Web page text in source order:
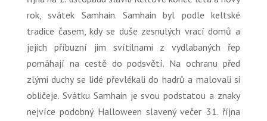
rok, svátek Samhain. Samhain byl podle keltské
tradice časem, kdy se duše zesnulých vrací domů a
jejich příbuzní jim svítilnami z vydlabaných řep
pomáhají na cestě do podsvětí. Na ochranu před
zlými duchy se lidé převlékali do hadrů a malovali si
obličeje. Svátku Samhain je svou podstatou a znaky
nejvíce podobný Halloween slavený večer 31. října